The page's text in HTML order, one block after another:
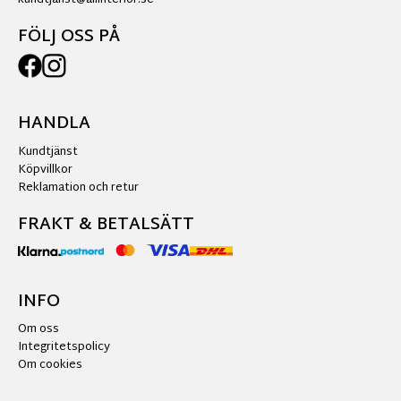
FÖLJ OSS PÅ
HANDLA
Kundtjänst
Köpvillkor
Reklamation och retur
FRAKT & BETALSÄTT
INFO
Om oss
Integritetspolicy
Om cookies